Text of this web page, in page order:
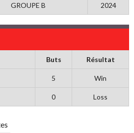
GROUPE B
2024
Buts Résultat
5 Win
0 Loss